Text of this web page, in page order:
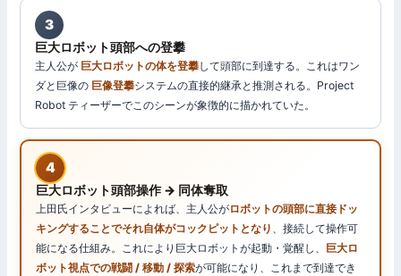
3
巨大ロボット頭部への登攀
主人公が 巨大ロボットの体を登攀して頭部に到達する。これはワン
ダと巨像の 巨像登攀システムの直接的継承と推測される。Project
Robot ティーザーでこのシーンが象徴的に描かれていた。
4
巨大ロボット頭部操作 → 同体奪取
上田氏インタビューによれば、主人公がロボットの頭部に直接ドッ
キングすることでそれ自体がコックピットとなり 、接続して操作可
能になる仕組み。これにより巨大ロボットが起動・覚醒し、 巨大ロ
ボット視点での戦闘 / 移動 / 探索が可能になり、これまで到達でき